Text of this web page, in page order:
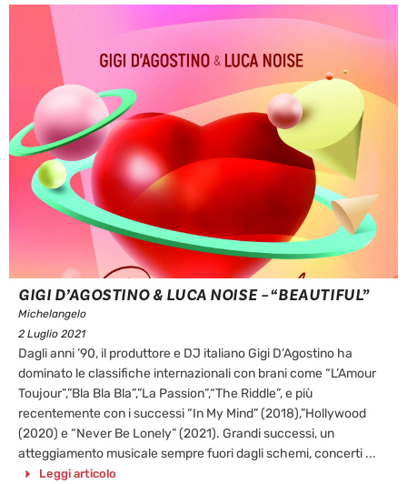
GIGI D’AGOSTINO & LUCA NOISE – “BEAUTIFUL”
Michelangelo
2 Luglio 2021
Dagli anni ’90, il produttore e DJ italiano Gigi D’Agostino ha
dominato le classifiche internazionali con brani come “L’Amour
Toujour”,”Bla Bla Bla”,”La Passion”,“The Riddle”, e più
recentemente con i successi “In My Mind” (2018),”Hollywood
(2020) e “Never Be Lonely” (2021). Grandi successi, un
atteggiamento musicale sempre fuori dagli schemi, concerti ...
Leggi articolo